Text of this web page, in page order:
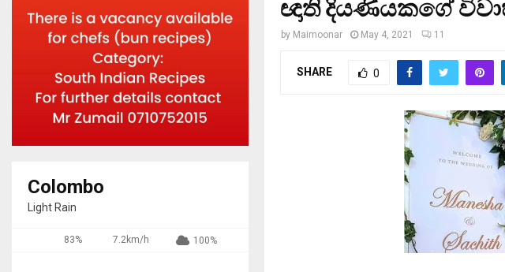
ඥාති දියණියකගේ
by Maimoonar May 4, 2021 11
SHARE 0
Colombo
Light Rain
83% 7.2km/h 100%